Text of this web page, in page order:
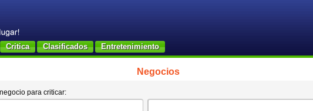
Critica Clasificados Entretenimiento
Negocios
para criticar: